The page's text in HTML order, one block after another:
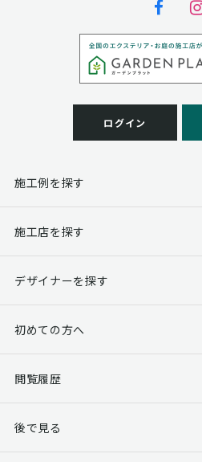
ログイン
施工例を探す
施工店を探す
デザイナーを探す
初めての方へ
閲覧履歴
後で見る